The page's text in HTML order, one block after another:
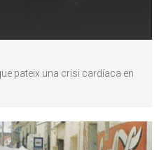
pateix una crisi cardíaca en